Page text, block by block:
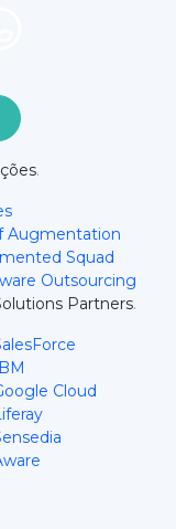
.
Augmentation
Squad
Outsourcing
Partners.
Cloud